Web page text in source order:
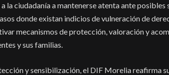
la ciudadanía a mantenerse atenta ante
donde existan indicios de vulneración de
mecanismos de protección, valoración y
y sus familias.
y sensibilización, el DIF Morelia reafirma